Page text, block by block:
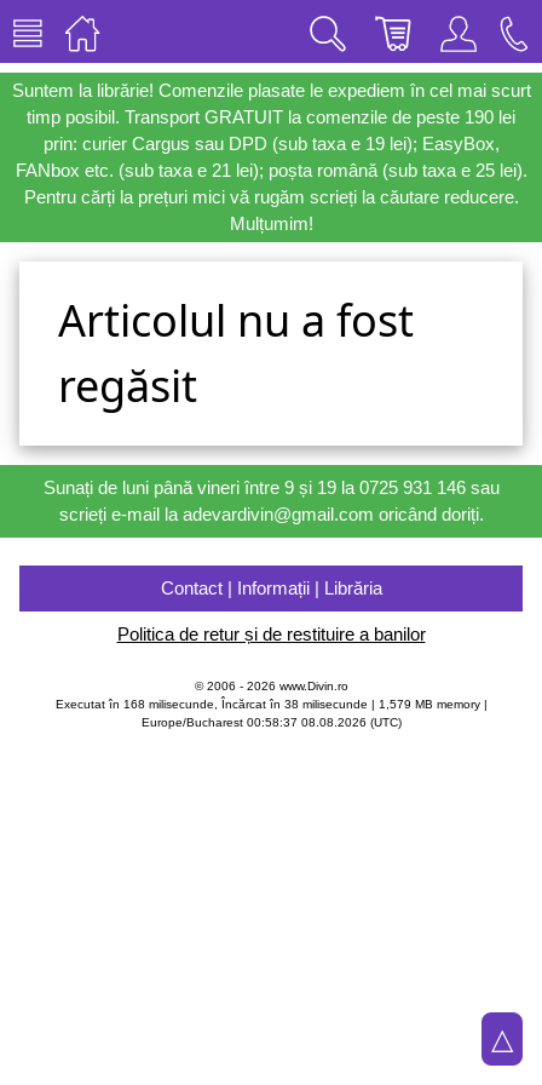
Suntem la librărie! Comenzile plasate le expediem în cel mai scurt
timp posibil. Transport GRATUIT la comenzile de peste 190 lei
prin: curier Cargus sau DPD (sub taxa e 19 lei); EasyBox,
FANbox etc. (sub taxa e 21 lei); poșta română (sub taxa e 25 lei).
Pentru cărți la prețuri mici vă rugăm scrieți la căutare reducere.
Mulțumim!
Articolul nu a fost
regăsit
Sunați de luni până vineri între 9 și 19 la 0725 931 146 sau
scrieți e-mail la adevardivin@gmail.com oricând doriți.
Contact | Informații | Librăria
Politica de retur și de restituire a banilor
© 2006 - 2026 www.Divin.ro
Executat în 168 milisecunde, Încărcat în 38 milisecunde | 1,579 MB memory |
Europe/Bucharest 00:58:37 08.08.2026 (UTC)
△